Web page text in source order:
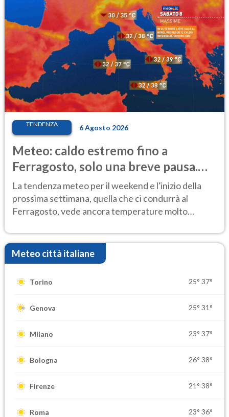
TENDENZA 6 Agosto 2026
Meteo: caldo estremo fino a
Ferragosto, solo una breve pausa.
Ecco dove
La tendenza meteo per il weekend e l'inizio della
prossima settimana, quella che ci condurrà al
Ferragosto, vede ancora temperature molto
Meteo città italiane
Torino 25° 37°
Genova 25° 31°
Milano 23° 37°
Bologna 26° 38°
Firenze 21° 38°
Roma 23° 36°